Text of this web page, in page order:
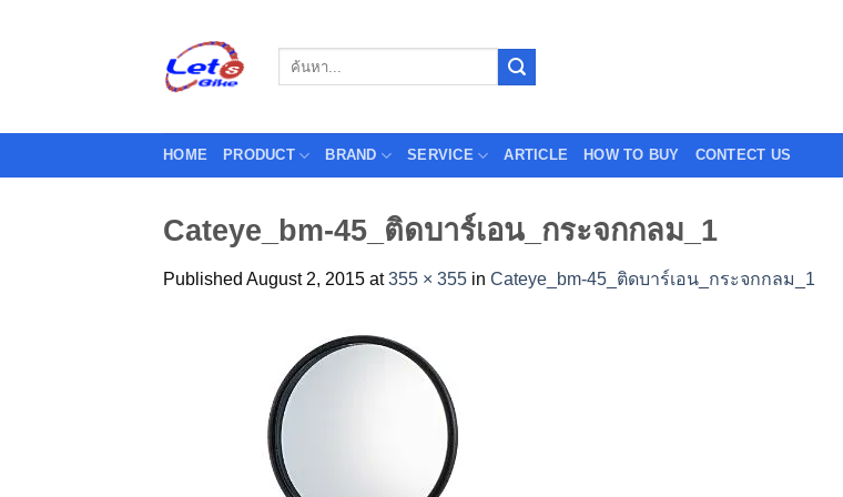
Search
HOME PRODUCT BRAND SERVICE ARTICLE HOW TO BUY CONTECT US
Cateye_bm-45_ติดบาร์เอน_กระจกกลม_1
Published August 2, 2015 at355 × 355 in Cateye_bm-45_ติดบาร์เอน_กระจกกลม_1